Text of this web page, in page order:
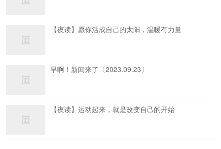
【夜读】愿你活成自己的太阳，温暖有力量
早啊！新闻来了〔2023.09.23〕
【夜读】运动起来，就是改变自己的开始